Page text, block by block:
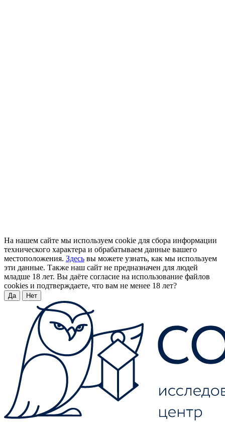
На нашем сайте мы используем cookie для сбора информации
технического характера и обрабатываем данные вашего
местоположения. Здесь вы можете узнать, как мы используем
эти данные. Также наш сайт не предназначен для людей
младше 18 лет. Вы даёте согласие на использование файлов
cookies и подтверждаете, что вам не менее 18 лет?
Да Нет